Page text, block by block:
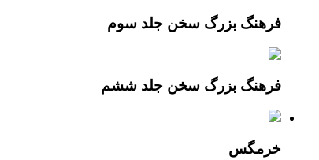
فرهنگ بزرگ سخن جلد سوم
فرهنگ بزرگ سخن جلد ششم
خرمگس